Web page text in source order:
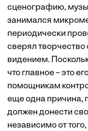
сценографию,
занимался
периодически
сверял творчество
видением.
что главное – это
помощникам
еще одна причина,
должен донести
независимо от